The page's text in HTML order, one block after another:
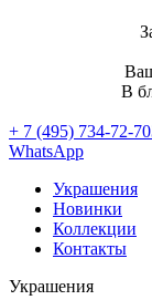
В
+ 7 (495) 734-72-70
WhatsApp
Украшения
Новинки
Коллекции
Контакты
Украшения